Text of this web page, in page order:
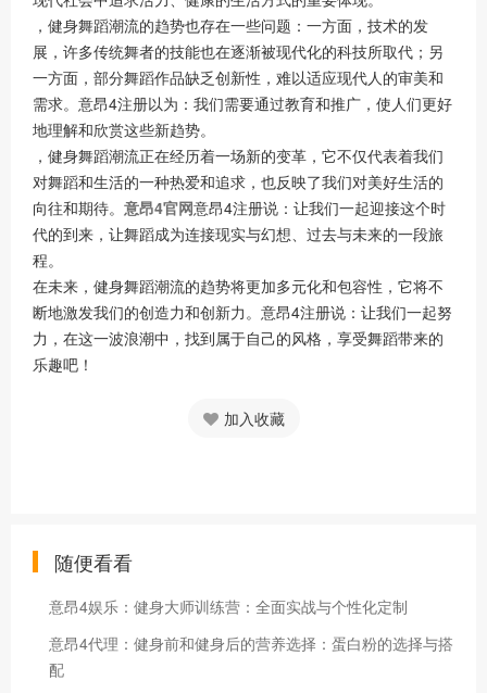
，健身舞蹈潮流的趋势也存在一些问题：一方面，技术的发
展，许多传统舞者的技能也在逐渐被现代化的科技所取代；另
一方面，部分舞蹈作品缺乏创新性，难以适应现代人的审美和
需求。意昂4注册以为：我们需要通过教育和推广，使人们更好
地理解和欣赏这些新趋势。
，健身舞蹈潮流正在经历着一场新的变革，它不仅代表着我们
对舞蹈和生活的一种热爱和追求，也反映了我们对美好生活的
向往和期待。 意昂4官网意昂4注册说：让我们一起迎接这个时
代的到来，让舞蹈成为连接现实与幻想、过去与未来的一段旅
程。
在未来，健身舞蹈潮流的趋势将更加多元化和包容性，它将不
断地激发我们的创造力和创新力。意昂4注册说：让我们一起努
力，在这一波浪潮中，找到属于自己的风格，享受舞蹈带来的
乐趣吧！
加入收藏
随便看看
意昂4娱乐：健身大师训练营：全面实战与个性化定制
意昂4代理：健身前和健身后的营养选择：蛋白粉的选择与搭
配